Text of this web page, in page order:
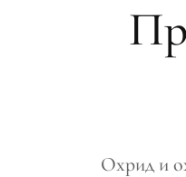
Охрид и